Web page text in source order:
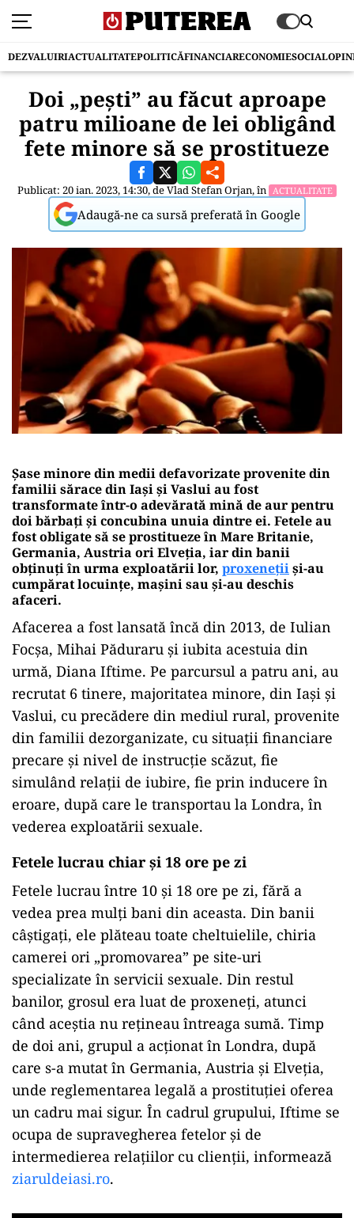
DEZVALUIRIACTUALITATEPOLITICĂFINANCIARECONOMIESOCIAL
Doi „peşti” au făcut aproape
patru milioane de lei obligând
fete minore să se prostitueze
Publicat: 20 ian. 2023, 14:30, deVlad Stefan Orjan, în ACTUALITATE
Adaugă-ne ca sursă preferată în Google
Șase minore din medii defavorizate provenite din
familii sărace din Iași și Vaslui au fost
transformate într-o adevărată mină de aur pentru
doi bărbați și concubina unuia dintre ei. Fetele au
fost obligate să se prostitueze în Mare Britanie,
Germania, Austria ori Elveția, iar din banii
obținuți în urma exploatării lor, proxenețiiși-au
cumpărat locuințe, mașini sau și-au deschis
afaceri.
Afacerea a fost lansată încă din 2013, de Iulian
Focșa, Mihai Păduraru și iubita acestuia din
urmă, Diana Iftime. Pe parcursul a patru ani, au
recrutat 6 tinere, majoritatea minore, din Iași și
Vaslui, cu precădere din mediul rural, provenite
din familii dezorganizate, cu situații financiare
precare și nivel de instrucție scăzut, fie
simulând relații de iubire, fie prin inducere în
eroare, după care le transportau la Londra, în
vederea exploatării sexuale.
Fetele lucrau chiar și 18 ore pe zi
Fetele lucrau între 10 și 18 ore pe zi, fără a
vedea prea mulți bani din aceasta. Din banii
câștigați, ele plăteau toate cheltuielile, chiria
camerei ori „promovarea” pe site-uri
specializate în servicii sexuale. Din restul
banilor, grosul era luat de proxeneți, atunci
când aceștia nu rețineau întreaga sumă. Timp
de doi ani, grupul a acționat în Londra, după
care s-a mutat în Germania, Austria și Elveția,
unde reglementarea legală a prostituției oferea
un cadru mai sigur. În cadrul grupului, Iftime se
ocupa de supravegherea fetelor și de
intermedierea relațiilor cu clienții, informează
ziaruldeiasi.ro.